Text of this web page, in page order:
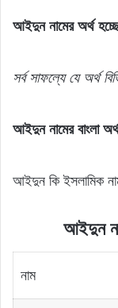
আইদুন নামের অর্থ
সর্ব সাফল্যে যে অর্থ
আইদুন নামের বাংলা
আইদুন কি ইসলামিক
আইদুন
নাম